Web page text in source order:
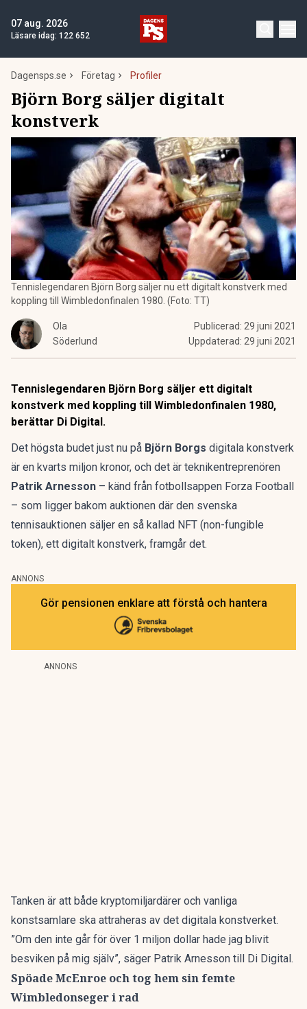
07 aug. 2026
Läsare idag: 122 652
Dagensps.se Företag Profiler
Björn Borg säljer digitalt
konstverk
Tennislegendaren Björn Borg säljer nu ett digitalt konstverk med
koppling till Wimbledonfinalen 1980. (Foto: TT)
Ola
Söderlund
Publicerad: 29 juni 2021
Uppdaterad: 29 juni 2021
Tennislegendaren Björn Borg säljer ett digitalt
konstverk med koppling till Wimbledonfinalen 1980,
berättar Di Digital.
Det högsta budet just nu på Björn Borgs digitala konstverk
är en kvarts miljon kronor, och det är teknikentreprenören
Patrik Arnesson – känd från fotbollsappen Forza Football
– som ligger bakom auktionen där den svenska
tennisauktionen säljer en så kallad NFT (non-fungible
token), ett digitalt konstverk, framgår det.
ANNONS
Gör pensionen enklare att förstå och hantera
ANNONS
Tanken är att både kryptomiljardärer och vanliga
konstsamlare ska attraheras av det digitala konstverket.
”Om den inte går för över 1 miljon dollar hade jag blivit
besviken på mig själv”, säger Patrik Arnesson till Di Digital.
Spöade McEnroe och tog hem sin femte
Wimbledonseger i rad